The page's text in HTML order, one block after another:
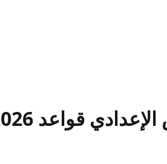
قواعد 2026